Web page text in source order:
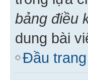
bảng điều
dung bài
Đầu trang